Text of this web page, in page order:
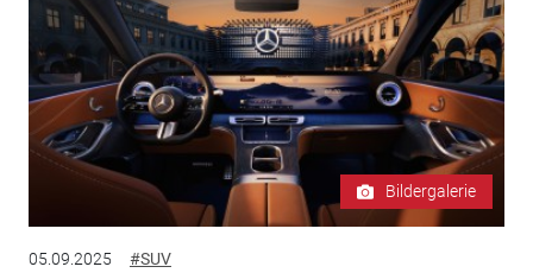
Bildergalerie
05.09.2025 #SUV